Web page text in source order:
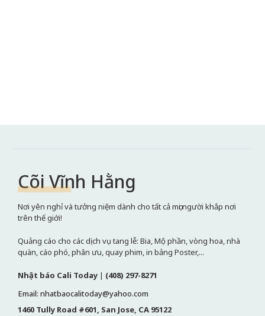
Cõi Vĩnh Hằng
Nơi yên nghỉ và tưởng niệm dành cho tất cả mọi người khắp nơi
trên thế giới!
Quảng cáo cho các dịch vụ tang lễ: Bia, Mộ phần, vòng hoa, nhà
quàn, cáo phó, phân ưu, quay phim, in bảng Poster,...
Nhật báo Cali Today | (408) 297-8271
Email: nhatbaocalitoday@yahoo.com
1460 Tully Road #601, San Jose, CA 95122